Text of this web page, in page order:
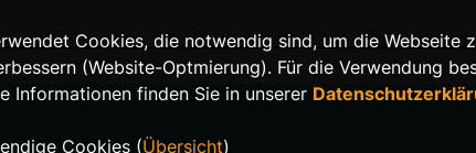
Cookies, die notwendig sind, um die
(Website-Optmierung). Für die Verwendung
Informationen finden Sie in unserer
Cookies (Übersicht)